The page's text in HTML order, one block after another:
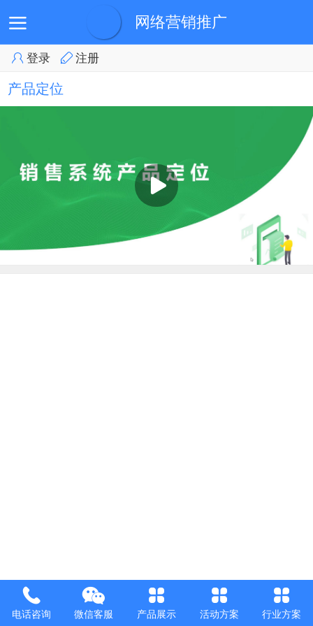
网络营销推广
首页 会员登录
登录 注册
产品定位
电话咨询 微信客服 产品展示 活动方案 行业方案